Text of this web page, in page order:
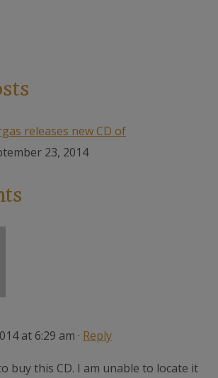
releases new CD of
23, 2014
at 6:29 am · Reply
buy this CD. I am unable to locate it